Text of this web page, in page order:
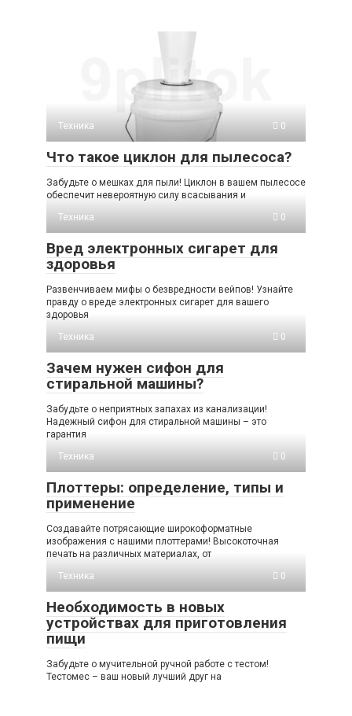
Техника 0
Что такое циклон для пылесоса?
Забудьте о мешках для пыли! Циклон в вашем пылесосе
обеспечит невероятную силу всасывания и
Техника
0
Вред электронных сигарет для
здоровья
Развенчиваем мифы о безвредности вейпов! Узнайте
правду о вреде электронных сигарет для вашего
здоровья
Техника
0
Зачем нужен сифон для
стиральной машины?
Забудьте о неприятных запахах из канализации!
Надежный сифон для стиральной машины – это
гарантия
Техника
0
Плоттеры: определение, типы и
применение
Создавайте потрясающие широкоформатные
изображения с нашими плоттерами! Высокоточная
печать на различных материалах, от
Техника
0
Необходимость в новых
устройствах для приготовления
пищи
Забудьте о мучительной ручной работе с тестом!
Тестомес – ваш новый лучший друг на